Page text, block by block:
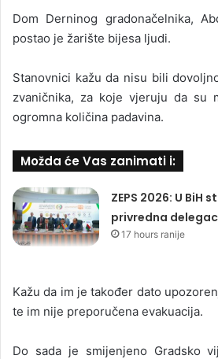
Dom Derninog gradonačelnika,
postao je žarište bijesa ljudi.
Stanovnici kažu da nisu bili
zvaničnika, za koje vjeruju da su
ogromna količina padavina.
Možda će Vas zanimati i:
ZEPS 2026: U BiH
privredna
17 hours ranije
Kažu da im je također dato
te im nije preporučena evakuacija.
Do sada je smijenjeno Gradsko